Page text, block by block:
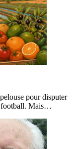
pour disputer
football. Mais…